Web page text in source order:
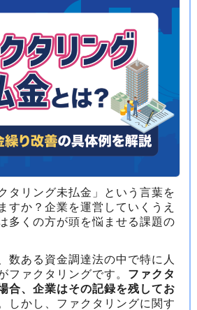
タリング未払金」という言葉を
すか？企業を運営していくうえ
多くの方が頭を悩ませる課題の
数ある資金調達法の中で特に人
ファクタリングです。 ファクタ
合、企業はその記録を残してお
しかし、ファクタリングに関す